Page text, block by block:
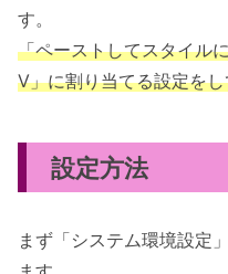
す。
「ペーストしてスタイル
V」に割り当てる設定を
設定方法
まず「システム環境設定